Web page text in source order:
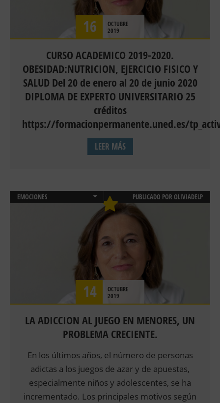
16
OCTUBRE
2019
CURSO ACADEMICO 2019-2020.
OBESIDAD:NUTRICION, EJERCICIO FISICO Y
SALUD Del 20 de enero al 20 de junio 2020
DIPLOMA DE EXPERTO UNIVERSITARIO 25
créditos
https://formacionpermanente.uned.es/
LEER MÁS
EMOCIONES
PSICOLOGIA INFANTIL Y JUVENIL
PUBLICADO POR OLIVIADELP
14
OCTUBRE
2019
LA ADICCION AL JUEGO EN MENORES, UN
PROBLEMA CRECIENTE.
En los últimos años, el número de personas
adictas a los juegos de azar y de apuestas,
especialmente niños y adolescentes, se ha
incrementado. Los principales motivos según